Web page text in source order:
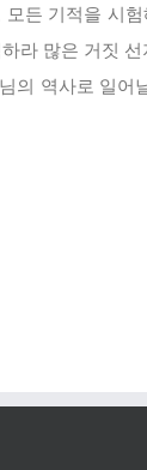
든 기적을 시
많은 거짓
의 역사로 일